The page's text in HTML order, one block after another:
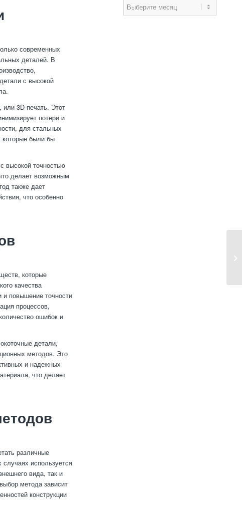
современных
деталей. В
с высокой
3D-печать. Этот
потери и
для стальных
которые были бы
высокой точностью
делает возможным
также дает
что особенно
которые
качества
и повышение точности
процессов,
ошибок и
детали,
методов. Это
и надежных
что делает
различные
используется
вида, так и
метода зависит
конструкции